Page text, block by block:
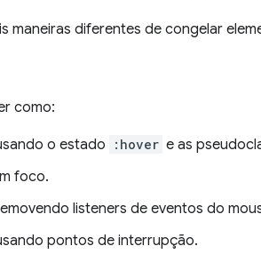
maneiras diferentes de congelar
como:
o estado :hover e as
foco.
listeners de eventos do
pontos de interrupção.